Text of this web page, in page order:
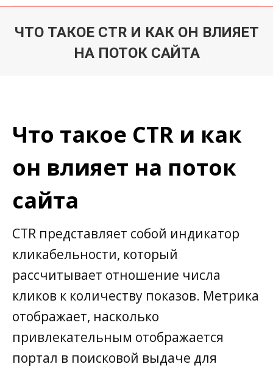
ЧТО ТАКОЕ CTR И КАК ОН ВЛИЯЕТ
НА ПОТОК САЙТА
Что такое CTR и как
он влияет на поток
сайта
CTR представляет собой индикатор
кликабельности, который
рассчитывает отношение числа
кликов к количеству показов. Метрика
отображает, насколько
привлекательным отображается
портал в поисковой выдаче для